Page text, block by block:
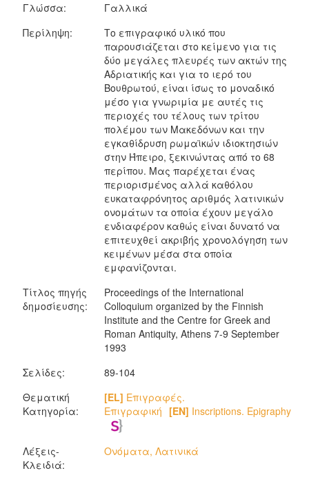
Γλώσσα:
Γαλλικά
Περίληψη:
Το επιγραφικό υλικό που
παρουσιάζεται στο κείμενο για τις
δύο μεγάλες πλευρές των ακτών της
Αδριατικής και για το ιερό του
Βουθρωτού, είναι ίσως το μοναδικό
μέσο για γνωριμία με αυτές τις
περιοχές του τέλους των τρίτου
πολέμου των Μακεδόνων και την
εγκαθίδρυση ρωμαϊκών ιδιοκτησιών
στην Ήπειρο, ξεκινώντας από το 68
περίπου. Μας παρέχεται ένας
περιορισμένος αλλά καθόλου
ευκαταφρόνητος αριθμός λατινικών
ονομάτων τα οποία έχουν μεγάλο
ενδιαφέρον καθώς είναι δυνατό να
επιτευχθεί ακριβής χρονολόγηση των
κειμένων μέσα στα οποία
εμφανίζονται.
Τίτλος πηγής
δημοσίευσης:
Proceedings of the International
Colloquium organized by the Finnish
Institute and the Centre for Greek and
Roman Antiquity, Athens 7-9 September
1993
Σελίδες:
89-104
Θεματική
Κατηγορία:
[EL] Επιγραφές.
Επιγραφική [EN] Inscriptions. Epigraphy
Λέξεις-
Κλειδιά:
Ονόματα, Λατινικά